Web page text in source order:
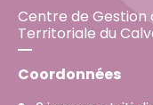
Centre de Gestion
Territoriale du
Coordonnées